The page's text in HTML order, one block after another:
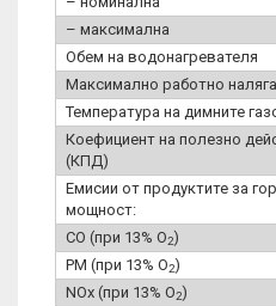
– максимална
Обем на водонагревателя
Максимално работно
Температура на димните
Коефициент на полезно
(КПД)
Емисии от продуктите за
мощност:
CO (при 13% O2)
PM (при 13% O2)
NOx (при 13% O2)